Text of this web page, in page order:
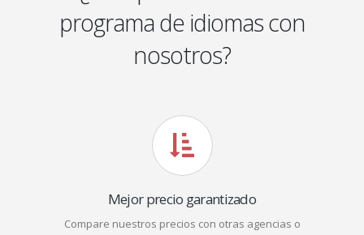
programa de idiomas con
nosotros?
Mejor precio garantizado
Compare nuestros precios con otras agencias o